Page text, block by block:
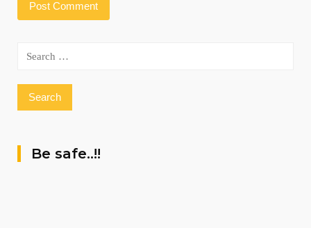
Search
Be safe..!!